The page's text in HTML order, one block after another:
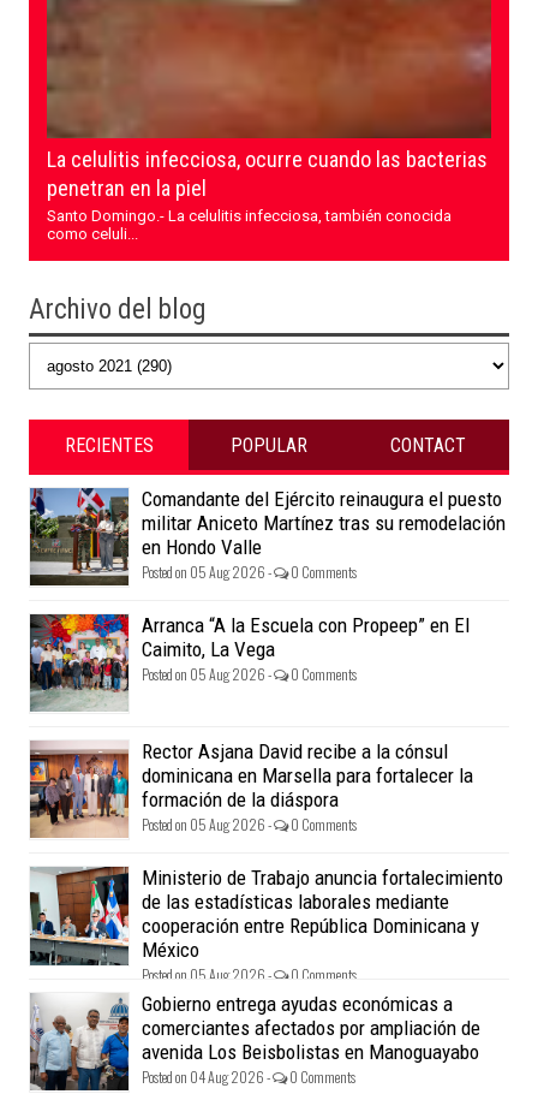
La celulitis infecciosa, ocurre cuando las bacterias
penetran en la piel
Santo Domingo.- La celulitis infecciosa, también conocida
como celuli...
Archivo del blog
RECIENTES POPULAR CONTACT
Comandante del Ejército reinaugura el puesto
militar Aniceto Martínez tras su remodelación
en Hondo Valle
Posted on 05 Aug 2026 - 0 Comments
Arranca “A la Escuela con Propeep” en El
Caimito, La Vega
Posted on 05 Aug 2026 - 0 Comments
Rector Asjana David recibe a la cónsul
dominicana en Marsella para fortalecer la
formación de la diáspora
Posted on 05 Aug 2026 - 0 Comments
Ministerio de Trabajo anuncia fortalecimiento
de las estadísticas laborales mediante
cooperación entre República Dominicana y
México
Posted on 05 Aug 2026 - 0 Comments
Gobierno entrega ayudas económicas a
comerciantes afectados por ampliación de
avenida Los Beisbolistas en Manoguayabo
Posted on 04 Aug 2026 - 0 Comments